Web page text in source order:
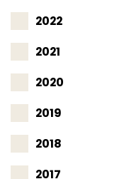
2022
2021
2020
2019
2018
2017